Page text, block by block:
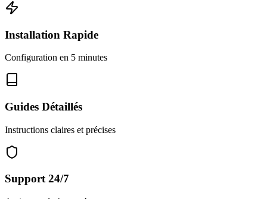
Installation Rapide
Configuration en 5 minutes
Guides Détaillés
Instructions claires et précises
Support 24/7